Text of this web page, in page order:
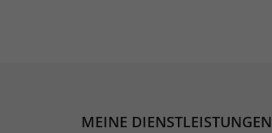
MEINE DIENSTLEISTUNGEN